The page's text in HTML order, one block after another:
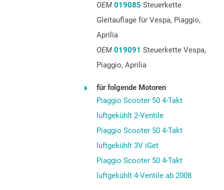
OEM 019085 Steuerkette
Gleitauflage für Vespa, Piaggio,
Aprilia
OEM 019091 Steuerkette Vespa,
Piaggio, Aprilia
für folgende Motoren
Piaggio Scooter 50 4-Takt
luftgekühlt 2-Ventile
Piaggio Scooter 50 4-Takt
luftgekühlt 3V iGet
Piaggio Scooter 50 4-Takt
luftgekühlt 4-Ventile ab 2008